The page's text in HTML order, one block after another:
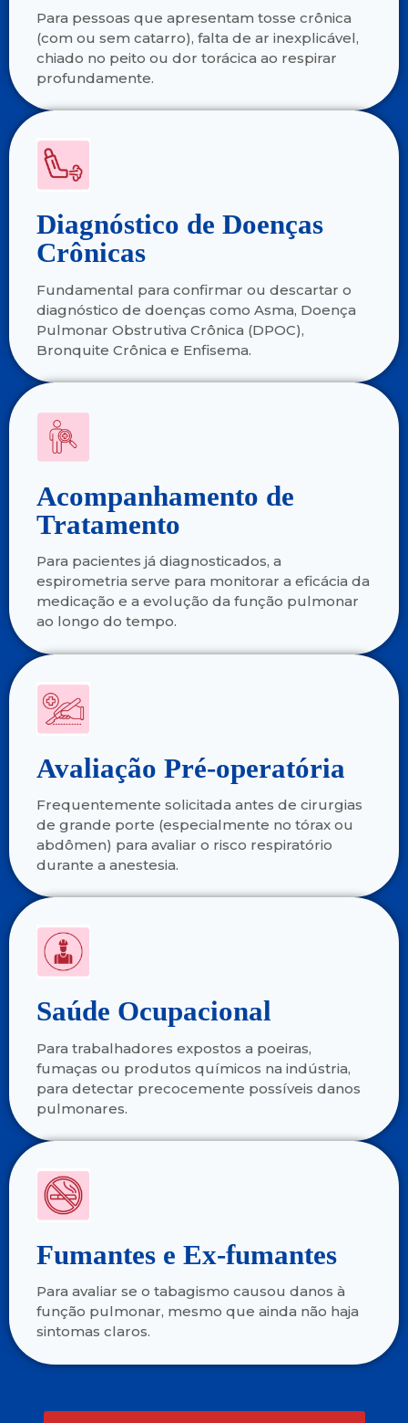
Para pessoas que apresentam tosse crônica
(com ou sem catarro), falta de ar inexplicável,
chiado no peito ou dor torácica ao respirar
profundamente.
Diagnóstico de Doenças
Crônicas
Fundamental para confirmar ou descartar o
diagnóstico de doenças como Asma, Doença
Pulmonar Obstrutiva Crônica (DPOC),
Bronquite Crônica e Enfisema.
Acompanhamento de
Tratamento
Para pacientes já diagnosticados, a
espirometria serve para monitorar a eficácia da
medicação e a evolução da função pulmonar
ao longo do tempo.
Avaliação Pré-operatória
Frequentemente solicitada antes de cirurgias
de grande porte (especialmente no tórax ou
abdômen) para avaliar o risco respiratório
durante a anestesia.
Saúde Ocupacional
Para trabalhadores expostos a poeiras,
fumaças ou produtos químicos na indústria,
para detectar precocemente possíveis danos
pulmonares.
Fumantes e Ex-fumantes
Para avaliar se o tabagismo causou danos à
função pulmonar, mesmo que ainda não haja
sintomas claros.